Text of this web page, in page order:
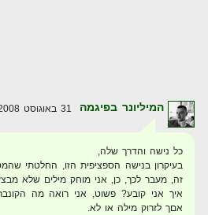
המיליונר בפיגמה
כל נישה והדרך שלה,
זה, מעבר לכך, כן, אני מוחק מילים שלא
איך אני קובע? פשוט, אני רואה מה
אםך לזרוק מילה או לא.